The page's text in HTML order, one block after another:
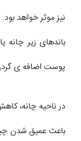
نیز موثر خواهد
باندهای زیر
پوست اضافه ی
در ناحیه چانه،
باعث عمیق شدن